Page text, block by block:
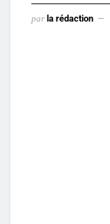
par la rédaction